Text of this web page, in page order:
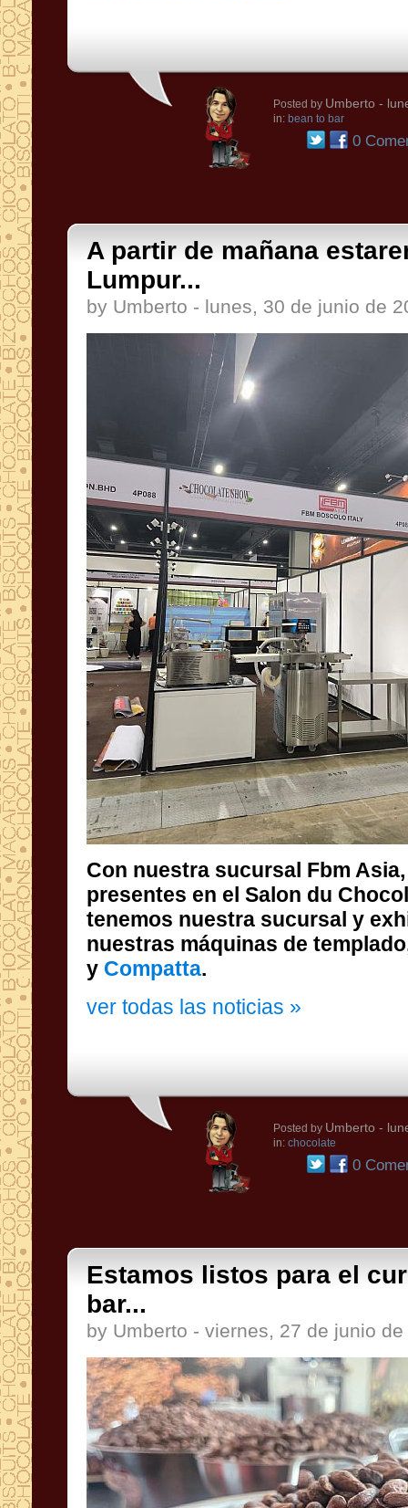
Posted by Umberto -
in: bean to bar
0
A partir de mañana
Lumpur...
by Umberto - lunes, 30 de junio de
Con nuestra sucursal Fbm
presentes en el Salon du Chocolat
tenemos nuestra sucursal y exhibimos
nuestras máquinas de
y Compatta.
ver todas las noticias »
Posted by Umberto -
in: chocolate
0
Estamos listos para el
bar...
by Umberto - viernes, 27 de junio